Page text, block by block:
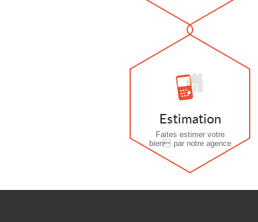
Estimation
Faites estimer votre
bien par notre agence